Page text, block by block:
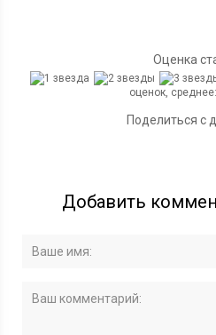
Оценка
оценок, среднее:
Поделиться с
Добавить